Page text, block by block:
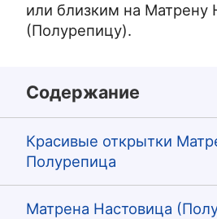
или близким на Матрену
(Полурепицу).
Содержание
Красивые открытки
Полурепица
Матрена Настовица